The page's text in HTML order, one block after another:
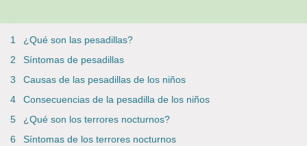
¿Qué son las pesadillas?
Síntomas de pesadillas
Causas de las pesadillas de los niños
Consecuencias de la pesadilla de los niños
¿Qué son los terrores nocturnos?
Síntomas de los terrores nocturnos